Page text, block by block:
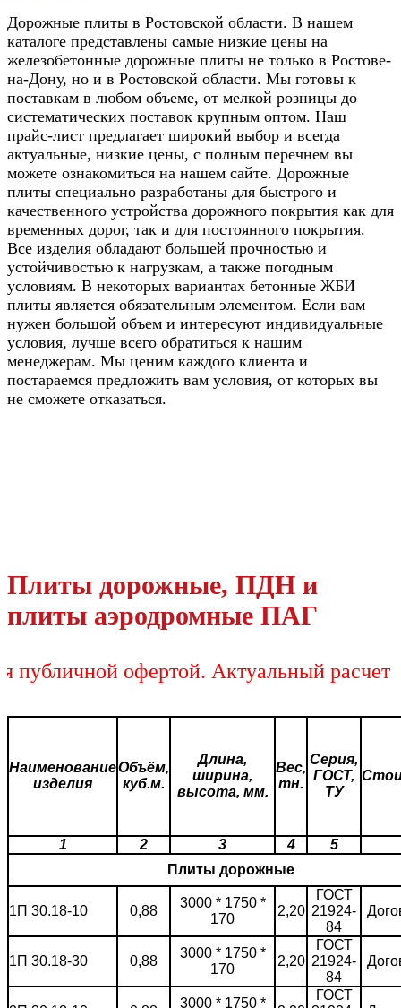
Дорожные плиты в Ростовской области. В нашем
каталоге представлены самые низкие цены на
железобетонные дорожные плиты не только в Ростове-
на-Дону, но и в Ростовской области. Мы готовы к
поставкам в любом объеме, от мелкой розницы до
систематических поставок крупным оптом. Наш
прайс-лист предлагает широкий выбор и всегда
актуальные, низкие цены, с полным перечнем вы
можете ознакомиться на нашем сайте. Дорожные
плиты специально разработаны для быстрого и
качественного устройства дорожного покрытия как для
временных дорог, так и для постоянного покрытия.
Все изделия обладают большей прочностью и
устойчивостью к нагрузкам, а также погодным
условиям. В некоторых вариантах бетонные ЖБИ
плиты является обязательным элементом. Если вам
нужен большой объем и интересуют индивидуальные
условия, лучше всего обратиться к нашим
менеджерам. Мы ценим каждого клиента и
постараемся предложить вам условия, от которых вы
не сможете отказаться.
Плиты дорожные, ПДН и
плиты аэродромные ПАГ
офертой. Актуальный расчет
Наименование
изделия
Объём,
куб.м.
Длина,
ширина,
высота, мм.
Вес,
тн.
Серия,
ГОСТ,
ТУ
1 2 3 4
5
Плиты дорожные
1П 30.18-10 0,88
3000 * 1750 *
170
2,20
ГОСТ
21924-
84
1П 30.18-30 0,88
3000 * 1750 *
170
2,20
ГОСТ
21924-
84
3000 * 1750 *
ГОСТ